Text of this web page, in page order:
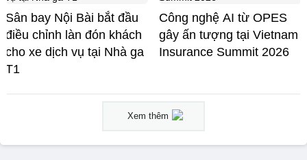
Sân bay Nội Bài bắt đầu
điều chỉnh làn đón khách
cho xe dịch vụ tại Nhà ga
T1
Công nghệ AI từ OPES
gây ấn tượng tại Vietnam
Insurance Summit 2026
Xem thêm